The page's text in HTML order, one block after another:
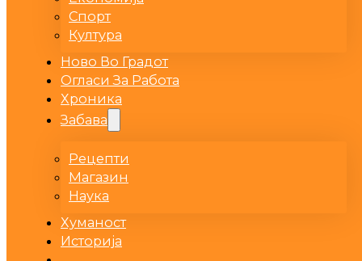
Спорт
Култура
Ново Во Градот
Огласи За Работа
Хроника
Забава
Рецепти
Магазин
Наука
Хуманост
Историја